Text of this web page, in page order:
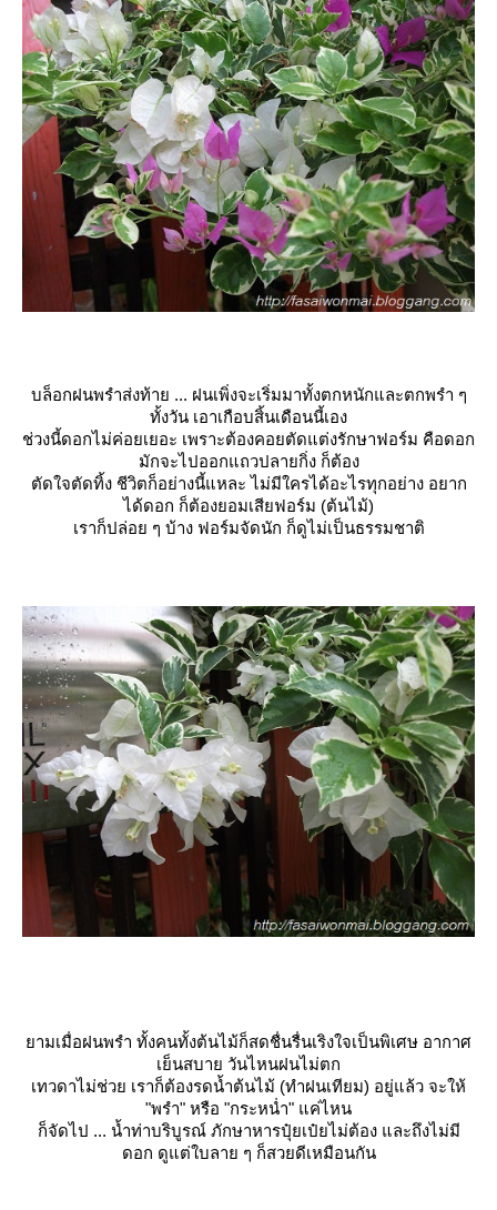
บล็อกฝนพรำส่งท้าย ... ฝนเพิ่งจะเริ่มมาทั้งตกหนักและตกพรำ ๆ
ทั้งวัน เอาเกือบสิ้นเดือนนี้เอง
ช่วงนี้ดอกไม่ค่อยเยอะ เพราะต้องคอยตัดแต่งรักษาฟอร์ม คือดอก
มักจะไปออกแถวปลายกิ่ง ก็ต้อง
ตัดใจตัดทิ้ง ชีวิตก็อย่างนี้แหละ ไม่มีใครได้อะไรทุกอย่าง อยาก
ได้ดอก ก็ต้องยอมเสียฟอร์ม (ต้นไม้)
เราก็ปล่อย ๆ บ้าง ฟอร์มจัดนัก ก็ดูไม่เป็นธรรมชาติ
ามเมื่อฝนพรำ ทั้งคนทั้งต้นไม้ก็สดชื่นรื่นเริงใจเป็นพิเศษ อากาศ
เย็นสบาย วันไหนฝนไม่ตก
เทวดาไม่ช่วย เราก็ต้องรดน้ำต้นไม้ (ทำฝนเทียม) อยู่แล้ว จะให้
"พรำ" หรือ "กระหน่ำ" แค่ไหน
ก็จัดไป ... น้ำท่าบริบูรณ์ ภักษาหารปุ๋ยเป๋ยไม่ต้อง และถึงไม่มี
ดอก ดูแต่ใบลาย ๆ ก็สวยดีเหมือนกัน